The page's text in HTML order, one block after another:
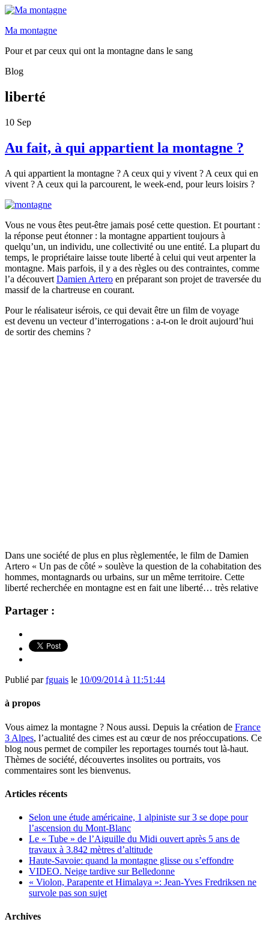
Ma montagne
Pour et par ceux qui ont la montagne dans le sang
Blog
liberté
10 Sep
Au fait, à qui appartient la montagne ?
A qui appartient la montagne ? A ceux qui y vivent ? A ceux qui en
vivent ? A ceux qui la parcourent, le week-end, pour leurs loisirs ?
Vous ne vous êtes peut-être jamais posé cette question. Et pourtant :
la réponse peut étonner : la montagne appartient toujours à
quelqu’un, un individu, une collectivité ou une entité. La plupart du
temps, le propriétaire laisse toute liberté à celui qui veut arpenter la
montagne. Mais parfois, il y a des règles ou des contraintes, comme
l’a découvert Damien Artero en préparant son projet de traversée du
massif de la chartreuse en courant.
Pour le réalisateur isérois, ce qui devait être un film de voyage
est devenu un vecteur d’interrogations : a-t-on le droit aujourd’hui
de sortir des chemins ?
Dans une société de plus en plus règlementée, le film de Damien
Artero « Un pas de côté » soulève la question de la cohabitation des
hommes, montagnards ou urbains, sur un même territoire. Cette
liberté recherchée en montagne est en fait une liberté… très relative
Partager :
Publié parfguais le 10/09/2014 à 11:51:44
à propos
Vous aimez la montagne ? Nous aussi. Depuis la création de France
3 Alpes, l’actualité des cimes est au cœur de nos préoccupations. Ce
blog nous permet de compiler les reportages tournés tout là-haut.
Thèmes de société, découvertes insolites ou portraits, vos
commentaires sont les bienvenus.
Articles récents
Selon une étude américaine, 1 alpiniste sur 3 se dope pour
l’ascension du Mont-Blanc
Le « Tube » de l’Aiguille du Midi ouvert après 5 ans de
travaux à 3.842 mètres d’altitude
Haute-Savoie: quand la montagne glisse ou s’effondre
VIDEO. Neige tardive sur Belledonne
« Violon, Parapente et Himalaya »: Jean-Yves Fredriksen ne
survole pas son sujet
Archives